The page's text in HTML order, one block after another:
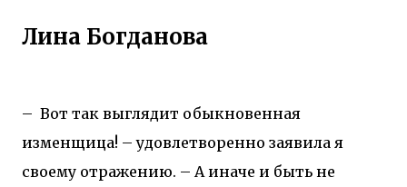
Лина Богданова
– Вот так выглядит обыкновенная
изменщица! – удовлетворенно заявила я
своему отражению. – А иначе и быть не